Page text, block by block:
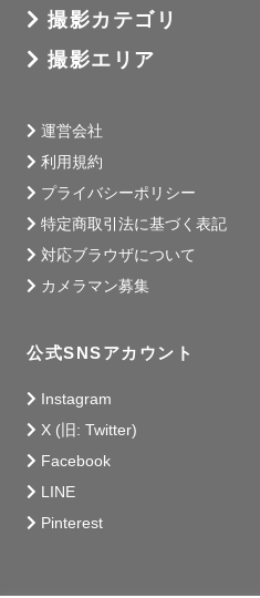
撮影カテゴリ
撮影エリア
運営会社
利用規約
プライバシーポリシー
特定商取引法に基づく表記
対応ブラウザについて
カメラマン募集
公式SNSアカウント
Instagram
X (旧: Twitter)
Facebook
LINE
Pinterest